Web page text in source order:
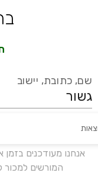
שם, כתובת, יישוב
אנחנו מעודכנים
המורשים למכור